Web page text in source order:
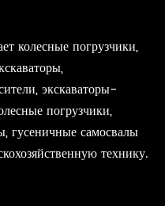
колесные погрузчики,
экскаваторы-
погрузчики,
гусеничные самосвалы
технику.